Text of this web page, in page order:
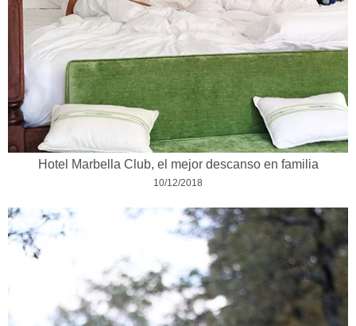
Hotel Marbella Club, el mejor descanso en familia
10/12/2018